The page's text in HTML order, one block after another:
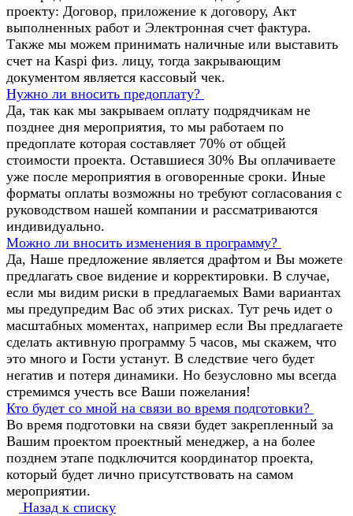
проекту: Договор, приложение к договору, Акт
выполненных работ и Электронная счет фактура.
Также мы можем принимать наличные или выставить
счет на Kaspi физ. лицу, тогда закрывающим
документом является кассовый чек.
Нужно ли вносить предоплату?
Да, так как мы закрываем оплату подрядчикам не
позднее дня мероприятия, то мы работаем по
предоплате которая составляет 70% от общей
стоимости проекта. Оставшиеся 30% Вы оплачиваете
уже после мероприятия в оговоренные сроки. Иные
форматы оплаты возможны но требуют согласования с
руководством нашей компании и рассматриваются
индивидуально.
Можно ли вносить изменения в программу?
Да, Наше предложение является драфтом и Вы можете
предлагать свое видение и корректировки. В случае,
если мы видим риски в предлагаемых Вами вариантах
мы предупредим Вас об этих рисках. Тут речь идет о
масштабных моментах, например если Вы предлагаете
сделать активную программу 5 часов, мы скажем, что
это много и Гости устанут. В следствие чего будет
негатив и потеря динамики. Но безусловно мы всегда
стремимся учесть все Ваши пожелания!
Кто будет со мной на связи во время подготовки?
Во время подготовки на связи будет закрепленный за
Вашим проектом проектный менеджер, а на более
позднем этапе подключится координатор проекта,
который будет лично присутствовать на самом
мероприятии.
Назад к списку